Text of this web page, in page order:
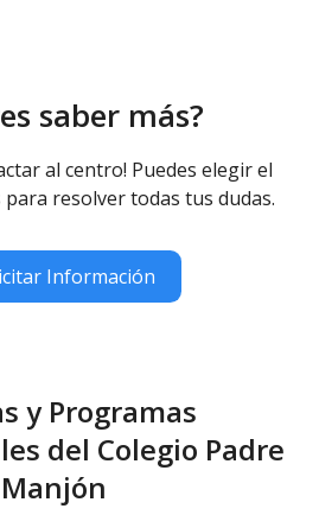
Obligatoria
Obligatoria - Diurno (Presencial)
- Diurno (Presencial)
saber más?
al centro! Puedes elegir el
resolver todas tus dudas.
Información
y Programas
del Colegio Padre
Manjón